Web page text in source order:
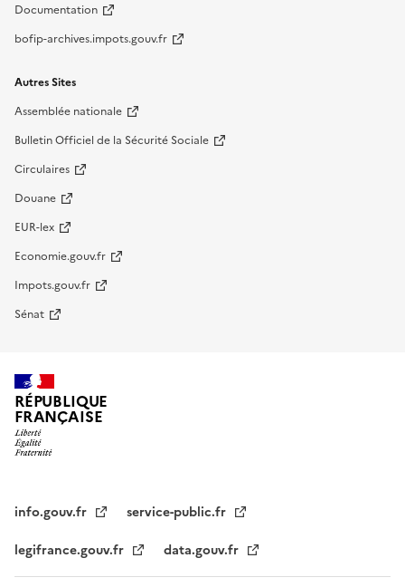
Documentation
bofip-archives.impots.gouv.fr
Autres Sites
Assemblée nationale
Bulletin Officiel de la Sécurité Sociale
Circulaires
Douane
EUR-lex
Economie.gouv.fr
Impots.gouv.fr
Sénat
RÉPUBLIQUE
FRANÇAISE
info.gouv.fr
service-public.fr
legifrance.gouv.fr
data.gouv.fr